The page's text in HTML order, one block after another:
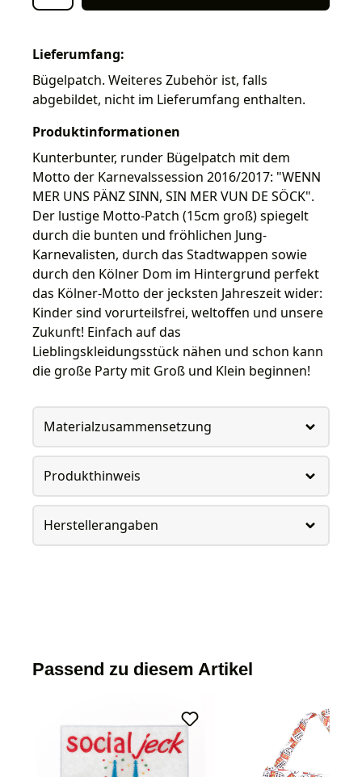
Lieferumfang:
Bügelpatch. Weiteres Zubehör ist, falls
abgebildet, nicht im Lieferumfang enthalten.
Produktinformationen
Kunterbunter, runder Bügelpatch mit dem
Motto der Karnevalssession 2016/2017: "WENN
MER UNS PÄNZ SINN, SIN MER VUN DE SÖCK".
Der lustige Motto-Patch (15cm groß) spiegelt
durch die bunten und fröhlichen Jung-
Karnevalisten, durch das Stadtwappen sowie
durch den Kölner Dom im Hintergrund perfekt
das Kölner-Motto der jecksten Jahreszeit wider:
Kinder sind vorurteilsfrei, weltoffen und unsere
Zukunft! Einfach auf das
Lieblingskleidungsstück nähen und schon kann
die große Party mit Groß und Klein beginnen!
Materialzusammensetzung
Produkthinweis
Herstellerangaben
Passend zu diesem Artikel